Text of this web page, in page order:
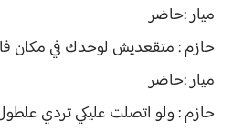
ميار :حاضر
حازم : متقعديش لوحدك في مكان
ميار :حاضر
حازم : ولو اتصلت عليكي تردي